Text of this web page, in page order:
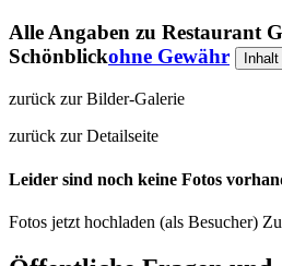
Alle Angaben zu Restaurant
Schönblickohne Gewähr
zurück zur Bilder-Galerie
zurück zur Detailseite
Leider sind noch keine Fotos
Fotos jetzt hochladen (als Besucher)